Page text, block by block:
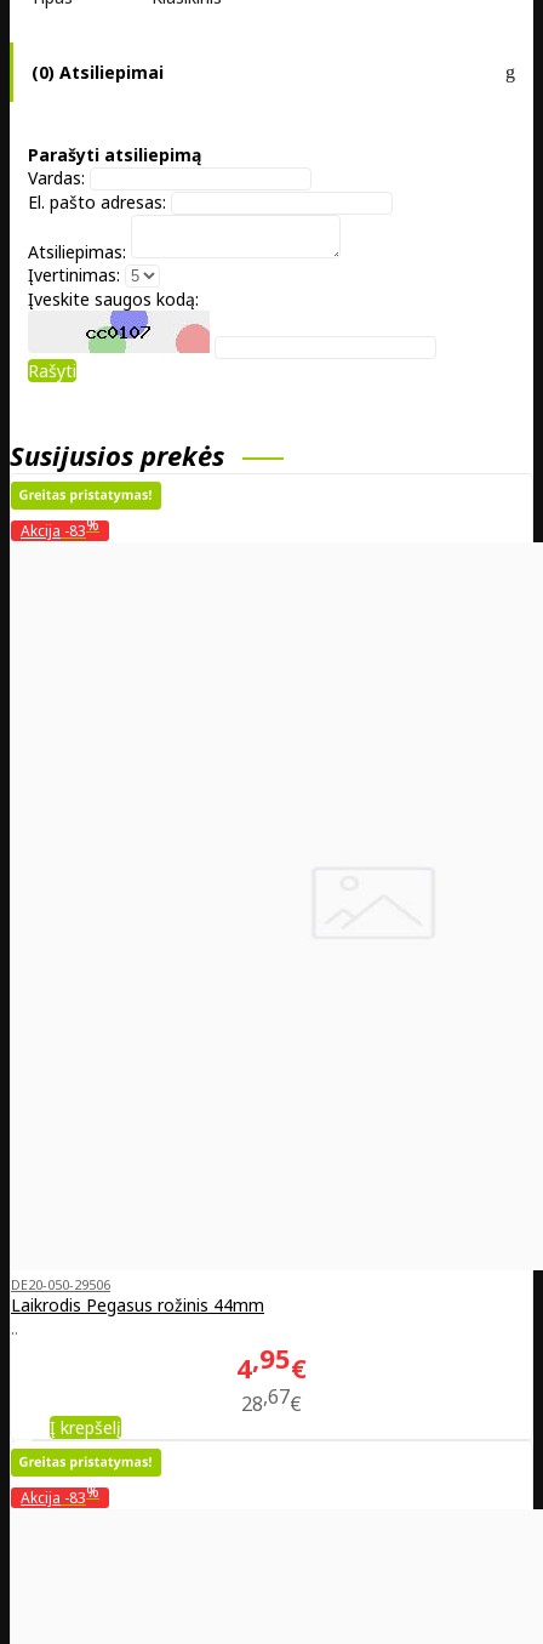
(0) Atsiliepimai
Parašyti atsiliepimą
Vardas:
El. pašto adresas:
Atsiliepimas:
Įvertinimas:
Įveskite saugos kodą:
Rašyti
Susijusios prekės
Akcija -83%
DE20-050-29506
Laikrodis Pegasus rožinis 44mm
..
4 95€
28 67€
Į krepšelį
Akcija -83%